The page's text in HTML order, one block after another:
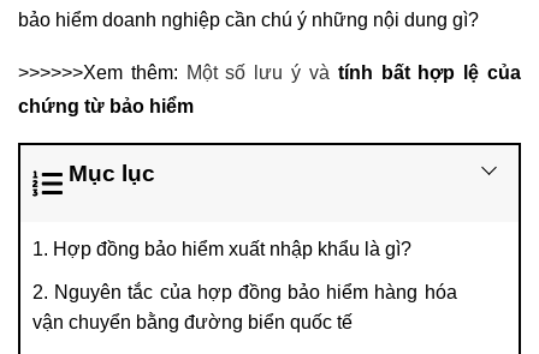
bảo hiểm doanh nghiệp cần chú ý những nội dung gì?
>>>>>>Xem thêm: Một số lưu ý và tính bất hợp lệ của
chứng từ bảo hiểm
Mục lục
1. Hợp đồng bảo hiểm xuất nhập khẩu là gì?
2. Nguyên tắc của hợp đồng bảo hiểm hàng hóa
vận chuyển bằng đường biển quốc tế